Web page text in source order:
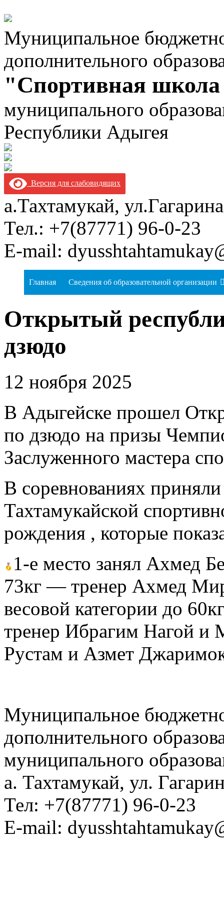
Муниципальное
дополнительного
"Спортивная
муниципального
Республики Адыгея
Версия для слабовидящих
а.Тахтамукай,
Тел.: +7(87771) 96-0-23
E-mail:
Главная Сведения об образовательной организации
Открытый
дзюдо
12 ноября 2025
В Адыгейске прошел
по дзюдо на призы
Заслуженного мастера
В соревнованиях
Тахтамукайской
рождения , которые
1-е место занял Ахмед
73кг — тренер Ахмед
весовой категории до
тренер Ибрагим Нагой
Рустам и Азмет
Муниципальное
дополнительного
муниципального
а. Тахтамукай, ул.
Тел: +7(87771) 96-0-23
E-mail: